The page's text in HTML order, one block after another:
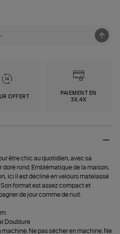
OFFERT
PAIEMENT EN
3X,4X
être chic au quotidien, avec sa
rond. Emblématique de la maison,
ici il est décliné en velours matelassé
format est assez compact et
de jour comme de nuit.
Doublure
machine. Ne pas sécher en machine. Ne